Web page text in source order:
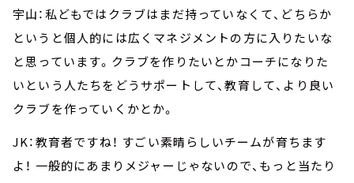
宇山：私どもではクラブはまだ持っていなくて、どちらか
というと個人的には広くマネジメントの方に入りたいな
と思っています。クラブを作りたいとかコーチになりた
いという人たちをどうサポートして、教育して、より良い
クラブを作っていくかとか。
JK：教育者ですね！ すごい素晴らしいチームが育ちます
よ！ 一般的にあまりメジャーじゃないので、もっと当たり